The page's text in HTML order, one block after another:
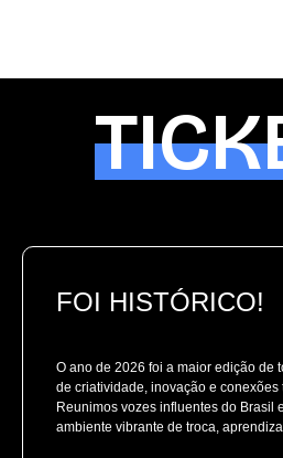
FOI HISTÓRICO!
O ano de 2026 foi a maior edição de
de criatividade, inovação e conexões
Reunimos vozes influentes do Brasil
ambiente vibrante de troca,